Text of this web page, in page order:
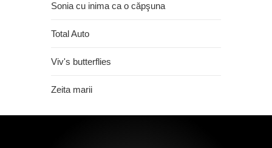
Sonia cu inima ca o căpşuna
Total Auto
Viv's butterflies
Zeita marii